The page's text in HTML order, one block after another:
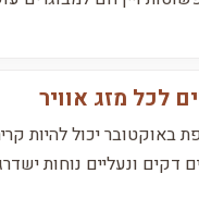
לכל מזג אוויר
באוקטובר יכול להיות
דקים ונעליים נוחות